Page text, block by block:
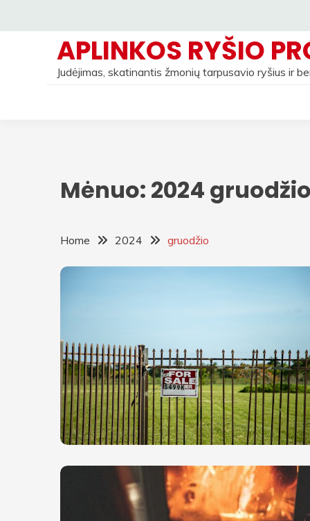
APLINKOS RYŠIO
Judėjimas, skatinantis žmonių tarpusavio ryšius ir
Mėnuo: 2024
Home 2024 gruodžio